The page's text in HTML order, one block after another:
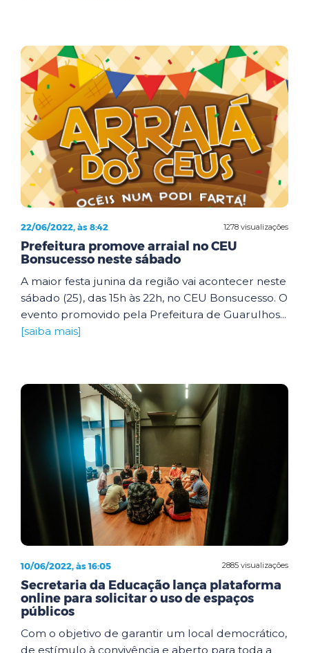
1278 visualizações
22/06/2022, às 8:42
Prefeitura promove arraial no CEU
Bonsucesso neste sábado
A maior festa junina da região vai acontecer neste
sábado (25), das 15h às 22h, no CEU Bonsucesso. O
evento promovido pela Prefeitura de Guarulhos...
[saiba mais]
2885 visualizações
10/06/2022, às 16:05
Secretaria da Educação lança plataforma
online para solicitar o uso de espaços
públicos
Com o objetivo de garantir um local democrático,
de estímulo à convivência e aberto para toda a